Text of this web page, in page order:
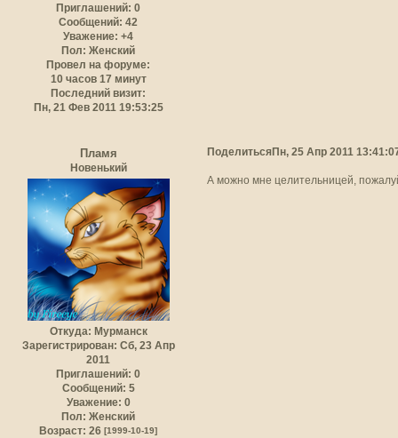
Приглашений: 0
Сообщений: 42
Уважение: +4
Пол: Женский
Провел на форуме:
10 часов 17 минут
Последний визит:
Пн, 21 Фев 2011 19:53:25
Поделиться Пн, 25 Апр 2011
Пламя
Новенький
Откуда: Мурманск
Зарегистрирован: Сб, 23 Апр
2011
Приглашений: 0
Сообщений: 5
Уважение: 0
Пол: Женский
Возраст: 26[1999-10-19]
А можно мне целительницей,